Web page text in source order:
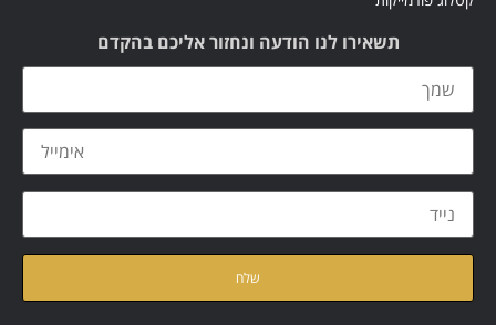
תשאירו לנו הודעה ונחזור אליכם בהקדם